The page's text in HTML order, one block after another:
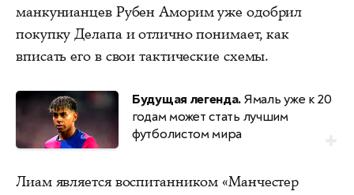
манкунианцев Рубен Аморим уже одобрил
покупку Делапа и отлично понимает, как
вписать его в свои тактические схемы.
Будущая легенда.Ямаль уже к 20
годам может стать лучшим
футболистом мира
Лиам является воспитанником «Манчестер